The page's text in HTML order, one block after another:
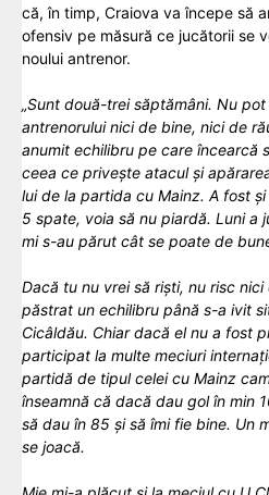
că, în timp, Craiova va începe să
ofensiv pe măsură ce jucătorii se
noului antrenor.
„Sunt două-trei săptămâni. Nu
antrenorului nici de bine, nici de
anumit echilibru pe care încearcă
ceea ce privește atacul și
lui de la partida cu Mainz. A fost
5 spate, voia să nu piardă. Luni a
mi s-au părut cât se poate de
Dacă tu nu vrei să riști, nu risc
păstrat un echilibru până s-a ivit
Cicâldău. Chiar dacă el nu a fost
participat la multe meciuri
partidă de tipul celei cu Mainz
înseamnă că dacă dau gol în min
să dau în 85 și să îmi fie bine. Un
se joacă.